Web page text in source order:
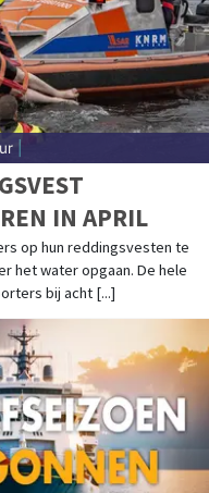
IN APRIL
op hun reddingsvesten te
het water opgaan. De hele
bij acht [...]